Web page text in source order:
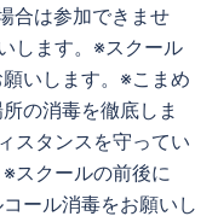
合は参加できませ
します。※スクール
いします。※こまめ
の消毒を徹底しま
スタンスを守ってい
スクールの前後に
ール消毒をお願いし